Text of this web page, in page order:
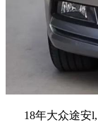
18年大众途安